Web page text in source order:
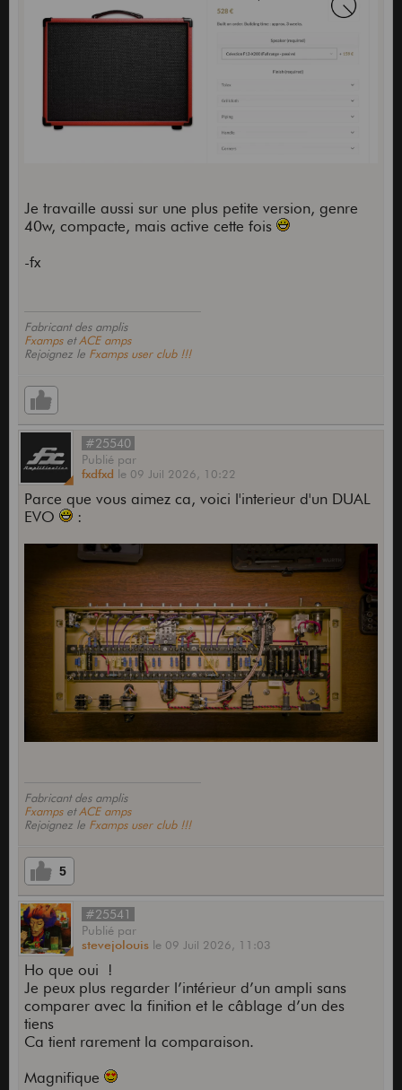
Je travaille aussi sur une plus petite version, genre
40w, compacte, mais active cette fois
-fx
Fabricant des amplis
FxampsetACE amps
Rejoignez le Fxamps user club !!!
#25540
Publié par
fxdfxd le 09 Juil 2026, 10:22
Parce que vous aimez ca, voici l'interieur d'un DUAL
EVO
:
Fabricant des amplis
FxampsetACE amps
Rejoignez le Fxamps user club !!!
5
#25541
Publié par
stevejolouis le 09 Juil 2026, 11:03
Ho que oui !
Je peux plus regarder l’intérieur d’un ampli sans
comparer avec la finition et le câblage d’un des
tiens
Ca tient rarement la comparaison.
Magnifique